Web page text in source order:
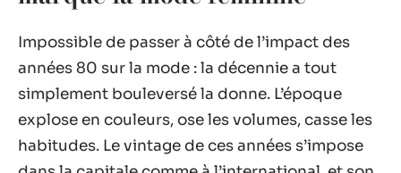
Impossible de passer à côté de l’impact des
années 80 sur la mode : la décennie a tout
simplement bouleversé la donne. L’époque
explose en couleurs, ose les volumes, casse les
habitudes. Le vintage de ces années s’impose